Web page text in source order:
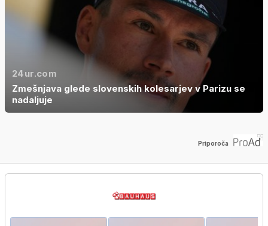
24ur.com
Zmešnjava glede slovenskih kolesarjev v Parizu se
nadaljuje
Priporoča